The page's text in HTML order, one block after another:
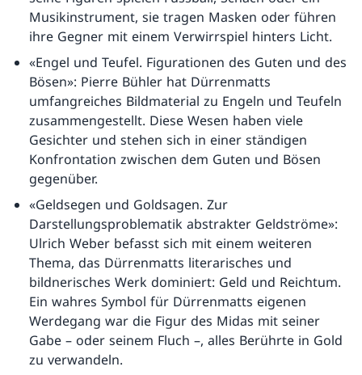
Musikinstrument, sie tragen Masken oder führen
ihre Gegner mit einem Verwirrspiel hinters Licht.
«Engel und Teufel. Figurationen des Guten und des
Bösen»: Pierre Bühler hat Dürrenmatts
umfangreiches Bildmaterial zu Engeln und Teufeln
zusammengestellt. Diese Wesen haben viele
Gesichter und stehen sich in einer ständigen
Konfrontation zwischen dem Guten und Bösen
gegenüber.
«Geldsegen und Goldsagen. Zur
Darstellungsproblematik abstrakter Geldströme»:
Ulrich Weber befasst sich mit einem weiteren
Thema, das Dürrenmatts literarisches und
bildnerisches Werk dominiert: Geld und Reichtum.
Ein wahres Symbol für Dürrenmatts eigenen
Werdegang war die Figur des Midas mit seiner
Gabe – oder seinem Fluch –, alles Berührte in Gold
zu verwandeln.